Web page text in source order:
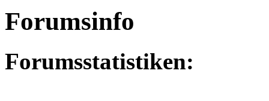
Forumsinfo
Forumsstatistiken: